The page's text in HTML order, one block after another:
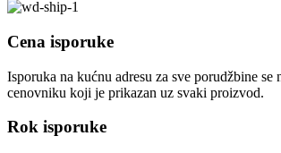
Cena isporuke
Isporuka na kućnu adresu za sve porudžbine se
cenovniku koji je prikazan uz svaki proizvod.
Rok isporuke